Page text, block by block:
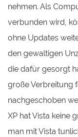
nehmen. Als
verbunden wird,
ohne Updates
den gewaltigen
die dafür gesorgt
große Verbreitung
nachgeschoben
XP hat Vista keine
man mit Vista